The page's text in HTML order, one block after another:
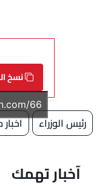
نسخ الرابط المقال
رئيس الوزراء
آخبار تهمك